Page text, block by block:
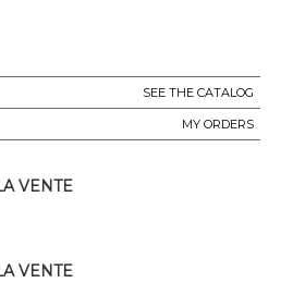
SEE THE CATALOG
MY ORDERS
VENTE
VENTE